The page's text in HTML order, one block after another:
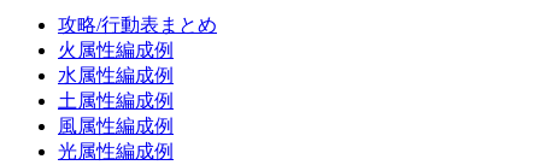
攻略/行動表まとめ
火属性編成例
水属性編成例
土属性編成例
風属性編成例
光属性編成例